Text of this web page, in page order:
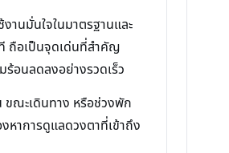
านมั่นใจในมาตรฐานและ
ถือเป็นจุดเด่นที่สำคัญ
อนลดลงอย่างรวดเร็ว
ขณะเดินทาง หรือช่วงพัก
หาการดูแลดวงตาที่เข้าถึง